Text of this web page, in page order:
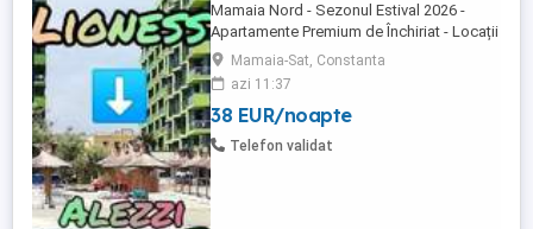
Mamaia Nord - Sezonul Estival 2026 -
Apartamente Premium de Închiriat - Locații
de Top - Zona 0 * Promenadă - Yvo
Aparthotel Luxury vă așteaptă cu drag pe
Litoral. Vă închiriem apartamente premium
în regim hotelier. Apartamente premium
condiții de 5 stele situate în primul rând la
Mamaia-Sat, Constanta
azi 11:37
38 EUR/noapte
Telefon validat